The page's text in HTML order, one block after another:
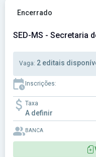
Ver concurso: SED-
Encerrado
SED-MS - Secretaria
Vaga: 2 editais
Inscrições:
Taxa
A definir
BANCA